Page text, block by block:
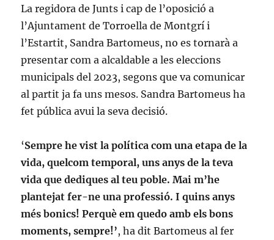
La regidora de Junts i cap de l’oposició a
l’Ajuntament de Torroella de Montgrí i
l’Estartit, Sandra Bartomeus, no es tornarà a
presentar com a alcaldable a les eleccions
municipals del 2023, segons que va comunicar
al partit ja fa uns mesos. Sandra Bartomeus ha
fet pública avui la seva decisió.
‘Sempre he vist la política com una etapa de la
vida, quelcom temporal, uns anys de la teva
vida que dediques al teu poble. Mai m’he
plantejat fer-ne una professió. I quins anys
més bonics! Perquè em quedo amb els bons
moments, sempre!’, ha dit Bartomeus al fer